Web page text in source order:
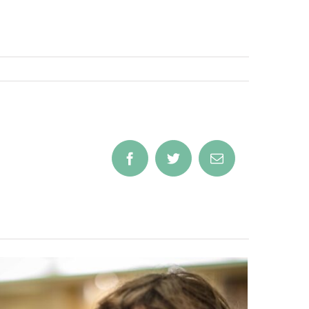
FacebookTwitter Email